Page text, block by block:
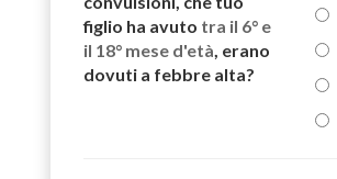
figlio ha avuto tra il 6° e
il 18° mese d'età , erano
dovuti a febbre alta?